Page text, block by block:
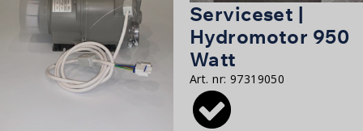
Serviceset |
Hydromotor 950
Watt
Art. nr: 97319050